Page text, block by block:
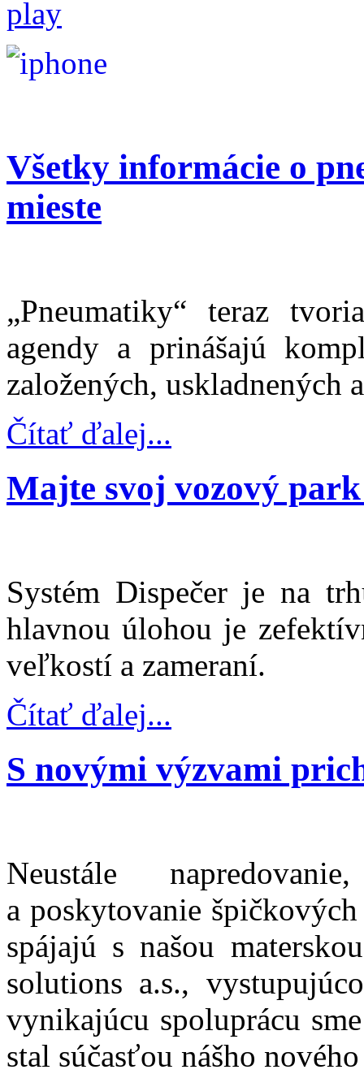
Všetky informácie o
mieste
„Pneumatiky“ teraz
agendy a prinášajú
založených, uskladnených
Čítať ďalej...
Majte svoj vozový
Systém Dispečer je na
hlavnou úlohou je
veľkostí a zameraní.
Čítať ďalej...
S novými výzvami
Neustále
a poskytovanie
spájajú s našou
solutions a.s.,
vynikajúcu spoluprácu
stal súčasťou nášho